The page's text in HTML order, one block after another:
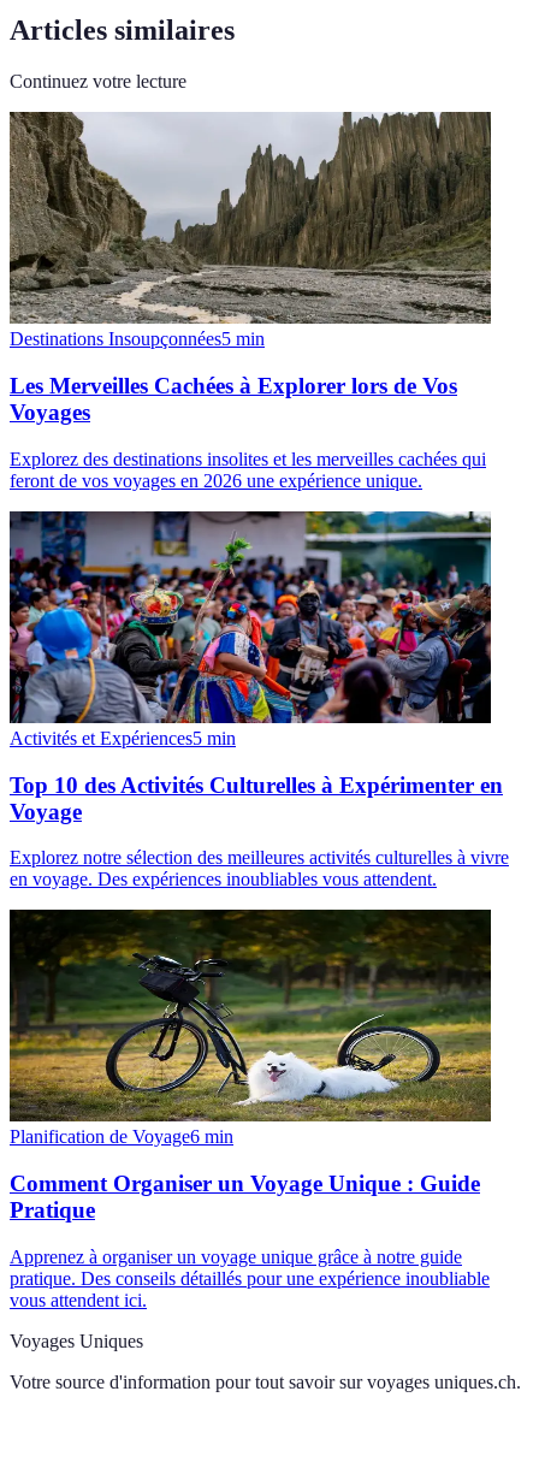
Articles similaires
Continuez votre lecture
Destinations Insoupçonnées5 min
Les Merveilles Cachées à Explorer lors de Vos
Voyages
Explorez des destinations insolites et les merveilles cachées qui
feront de vos voyages en 2026 une expérience unique.
Activités et Expériences5 min
Top 10 des Activités Culturelles à Expérimenter en
Voyage
Explorez notre sélection des meilleures activités culturelles à vivre
en voyage. Des expériences inoubliables vous attendent.
Planification de Voyage6 min
Comment Organiser un Voyage Unique : Guide
Pratique
Apprenez à organiser un voyage unique grâce à notre guide
pratique. Des conseils détaillés pour une expérience inoubliable
vous attendent ici.
Voyages Uniques
Votre source d'information pour tout savoir sur voyages uniques.ch.